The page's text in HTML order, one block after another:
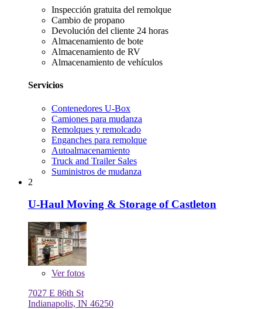
Inspección gratuita del remolque
Cambio de propano
Devolución del cliente 24 horas
Almacenamiento de bote
Almacenamiento de RV
Almacenamiento de vehículos
Servicios
Contenedores U-Box
Camiones para mudanza
Remolques y remolcado
Enganches para remolque
Autoalmacenamiento
Truck and Trailer Sales
Suministros de mudanza
2
U-Haul Moving & Storage of Castleton
Verfotos
7027 E 86th St
Indianapolis, IN 46250